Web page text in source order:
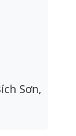
Sơn,